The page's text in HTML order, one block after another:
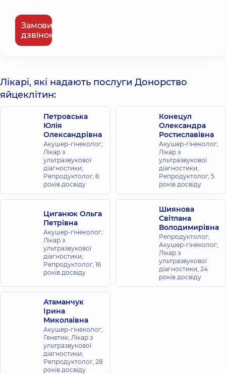
Замовити
дзвінок
Лікарі, які надають послуги Донорство
яйцеклітин:
Петровська
Юлія
Олександрівна
Акушер-гінеколог;
Лікар з
ультразвукової
діагностики;
Репродуктолог, 6
років досвіду
Конецул
Олександра
Ростиславівна
Акушер-гінеколог;
Лікар з
ультразвукової
діагностики;
Репродуктолог, 5
років досвіду
Циганюк Ольга
Петрівна
Акушер-гінеколог;
Лікар з
ультразвукової
діагностики;
Репродуктолог, 16
років досвіду
Шиянова
Світлана
Володимирівна
Репродуктолог;
Акушер-гінеколог;
Лікар з
ультразвукової
діагностики, 24
років досвіду
Атаманчук
Ірина
Миколаївна
Акушер-гінеколог;
Генетик; Лікар з
ультразвукової
діагностики;
Репродуктолог, 28
років досвіду